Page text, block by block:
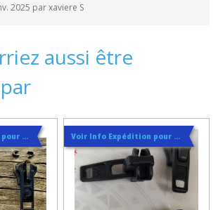
2025 par xaviere S
aussi être
Voir Info Expédition pour Régler les Frais de Port au Meilleur Prix , En haut d'ecran à Droite Voir Info Expédition pour Régler les Frais de Port au Meilleur Prix , En haut d'ecran à Droite